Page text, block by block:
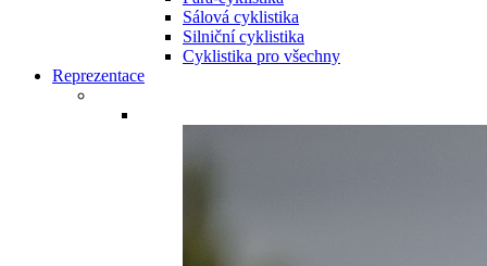
Sálová cyklistika
Silniční cyklistika
Cyklistika pro všechny
Reprezentace